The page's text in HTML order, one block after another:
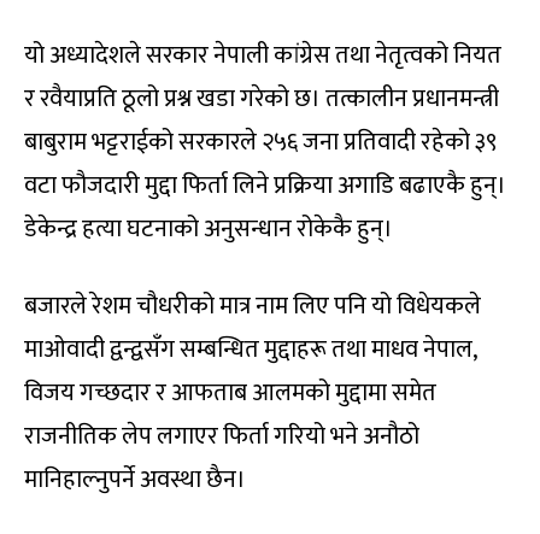
यो अध्यादेशले सरकार नेपाली कांग्रेस तथा नेतृत्वको नियत
र रवैयाप्रति ठूलो प्रश्न खडा गरेको छ। तत्कालीन प्रधानमन्त्री
बाबुराम भट्टराईको सरकारले २५६ जना प्रतिवादी रहेको ३९
वटा फौजदारी मुद्दा फिर्ता लिने प्रक्रिया अगाडि बढाएकै हुन्।
डेकेन्द्र हत्या घटनाको अनुसन्धान रोकेकै हुन्।
बजारले रेशम चौधरीको मात्र नाम लिए पनि यो विधेयकले
माओवादी द्वन्द्वसँग सम्बन्धित मुद्दाहरू तथा माधव नेपाल,
विजय गच्छदार र आफताब आलमको मुद्दामा समेत
राजनीतिक लेप लगाएर फिर्ता गरियो भने अनौठो
मानिहाल्नुपर्ने अवस्था छैन।